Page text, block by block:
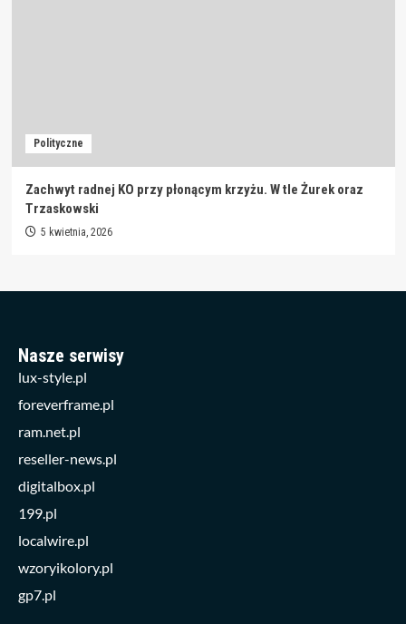
Polityczne
Zachwyt radnej KO przy płonącym krzyżu. W tle Żurek oraz
Trzaskowski
5 kwietnia, 2026
Nasze serwisy
lux-style.pl
foreverframe.pl
ram.net.pl
reseller-news.pl
digitalbox.pl
199.pl
localwire.pl
wzoryikolory.pl
gp7.pl